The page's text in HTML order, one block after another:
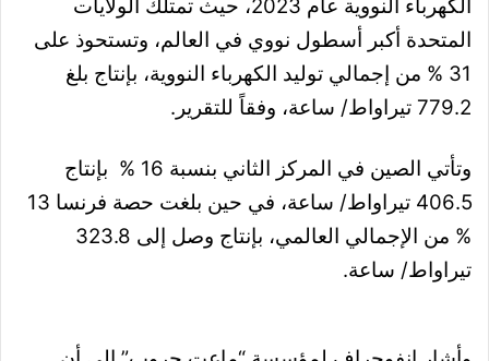
الكهرباء النووية عام 2023، حيث تمتلك الولايات
المتحدة أكبر أسطول نووي في العالم، وتستحوذ على
31 % من إجمالي توليد الكهرباء النووية، بإنتاج بلغ
779.2 تيراواط/ ساعة، وفقاً للتقرير.
وتأتي الصين في المركز الثاني بنسبة 16 % بإنتاج
406.5 تيراواط/ ساعة، في حين بلغت حصة فرنسا 13
% من الإجمالي العالمي، بإنتاج وصل إلى 323.8
تيراواط/ ساعة.